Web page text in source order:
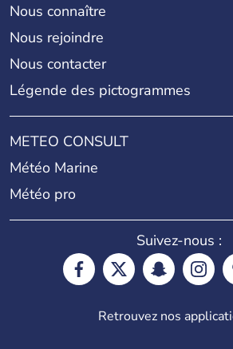
Nous connaître
Nous rejoindre
Nous contacter
Légende des pictogrammes
METEO CONSULT
Météo Marine
Météo pro
Suivez-nous :
Retrouvez nos